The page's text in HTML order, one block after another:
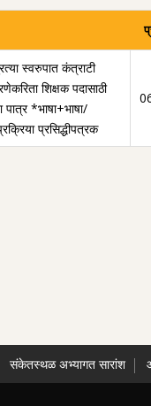
स्वरुपात कंत्राटी
शिक्षक पदासाठी
पात्र *भाषा+भाषा/
प्रसिद्धीपत्रक
संकेतस्थळ अभ्यागत सारांश